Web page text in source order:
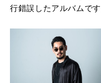
行錯誤したアルバムです